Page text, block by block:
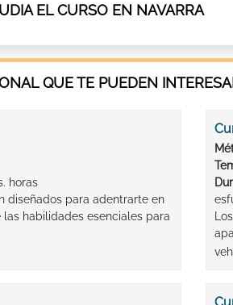
EL CURSO EN NAVARRA
QUE TE PUEDEN
horas
diseñados para adentrarte en
habilidades esenciales para